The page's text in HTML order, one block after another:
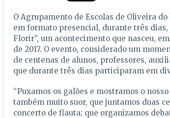
O Agrupamento de Escolas de Oliveira
em formato presencial, durante três dias,
Florir”, um acontecimento que nasceu,
de 2017. O evento, considerado um
de centenas de alunos, professores,
que durante três dias participaram em
“Puxamos os galões e mostramos o
também muito suor, que juntamos duas
concerto de flauta; que organizamos